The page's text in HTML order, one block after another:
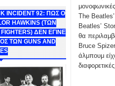
INCIDENT 92: ΠΩΣ Ο
HAWKINS (ΤΩΝ
FIGHTERS) ΔΕΝ ΕΓΙΝΕ
ΤΩΝ GUNS AND
The
Beatles’
θα
Bruce
άλμπουμ